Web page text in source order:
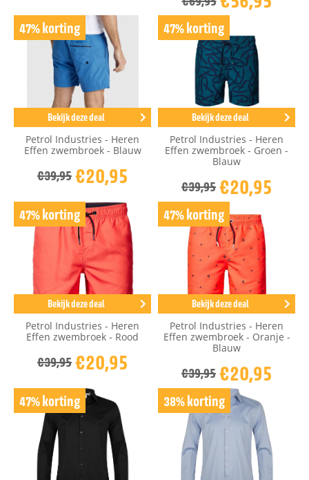
47% korting
Bekijk deze deal
Petrol Industries - Heren
Effen zwembroek - Blauw
€39,95€20,95
47% korting
Bekijk deze deal
Petrol Industries - Heren
Effen zwembroek - Groen -
Blauw
€39,95€20,95
47% korting
Bekijk deze deal
Petrol Industries - Heren
Effen zwembroek - Rood
€39,95€20,95
47% korting
Bekijk deze deal
Petrol Industries - Heren
Effen zwembroek - Oranje -
Blauw
€39,95€20,95
47% korting 38% korting